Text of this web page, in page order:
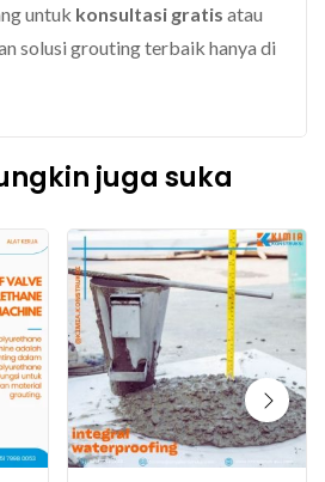
untuk konsultasi gratis atau
solusi grouting terbaik hanya di
juga suka